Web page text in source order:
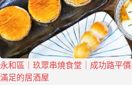
永和區｜玖眾串燒食堂｜成功路平
滿足的居酒屋